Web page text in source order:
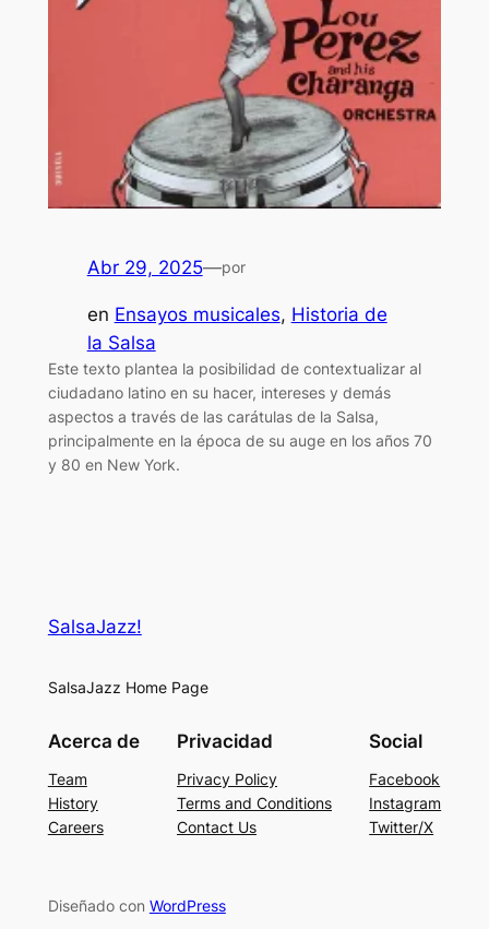
Abr 29, 2025—por
en Ensayos musicales, Historia de
la Salsa
Este texto plantea la posibilidad de contextualizar al
ciudadano latino en su hacer, intereses y demás
aspectos a través de las carátulas de la Salsa,
principalmente en la época de su auge en los años 70
y 80 en New York.
SalsaJazz!
SalsaJazz Home Page
Acerca de
Team
History
Careers
Privacidad
Privacy Policy
Terms and Conditions
Contact Us
Social
Facebook
Instagram
Twitter/X
Diseñado con WordPress